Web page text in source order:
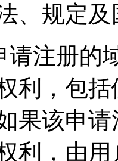
、规定
请注册的
利，包
果该申
利，由